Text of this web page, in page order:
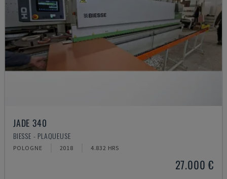
JADE 340
BIESSE - PLAQUEUSE
POLOGNE 2018 4.832 HRS
27.000 €